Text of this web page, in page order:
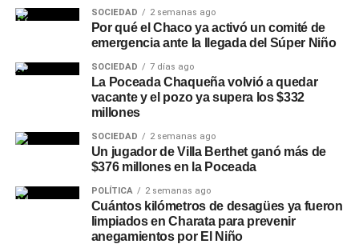
SOCIEDAD 2 semanas ago
Por qué el Chaco ya activó un comité de
emergencia ante la llegada del Súper Niño
SOCIEDAD 7 días ago
La Poceada Chaqueña volvió a quedar
vacante y el pozo ya supera los $332
millones
SOCIEDAD 2 semanas ago
Un jugador de Villa Berthet ganó más de
$376 millones en la Poceada
POLÍTICA 2 semanas ago
Cuántos kilómetros de desagües ya fueron
limpiados en Charata para prevenir
anegamientos por El Niño